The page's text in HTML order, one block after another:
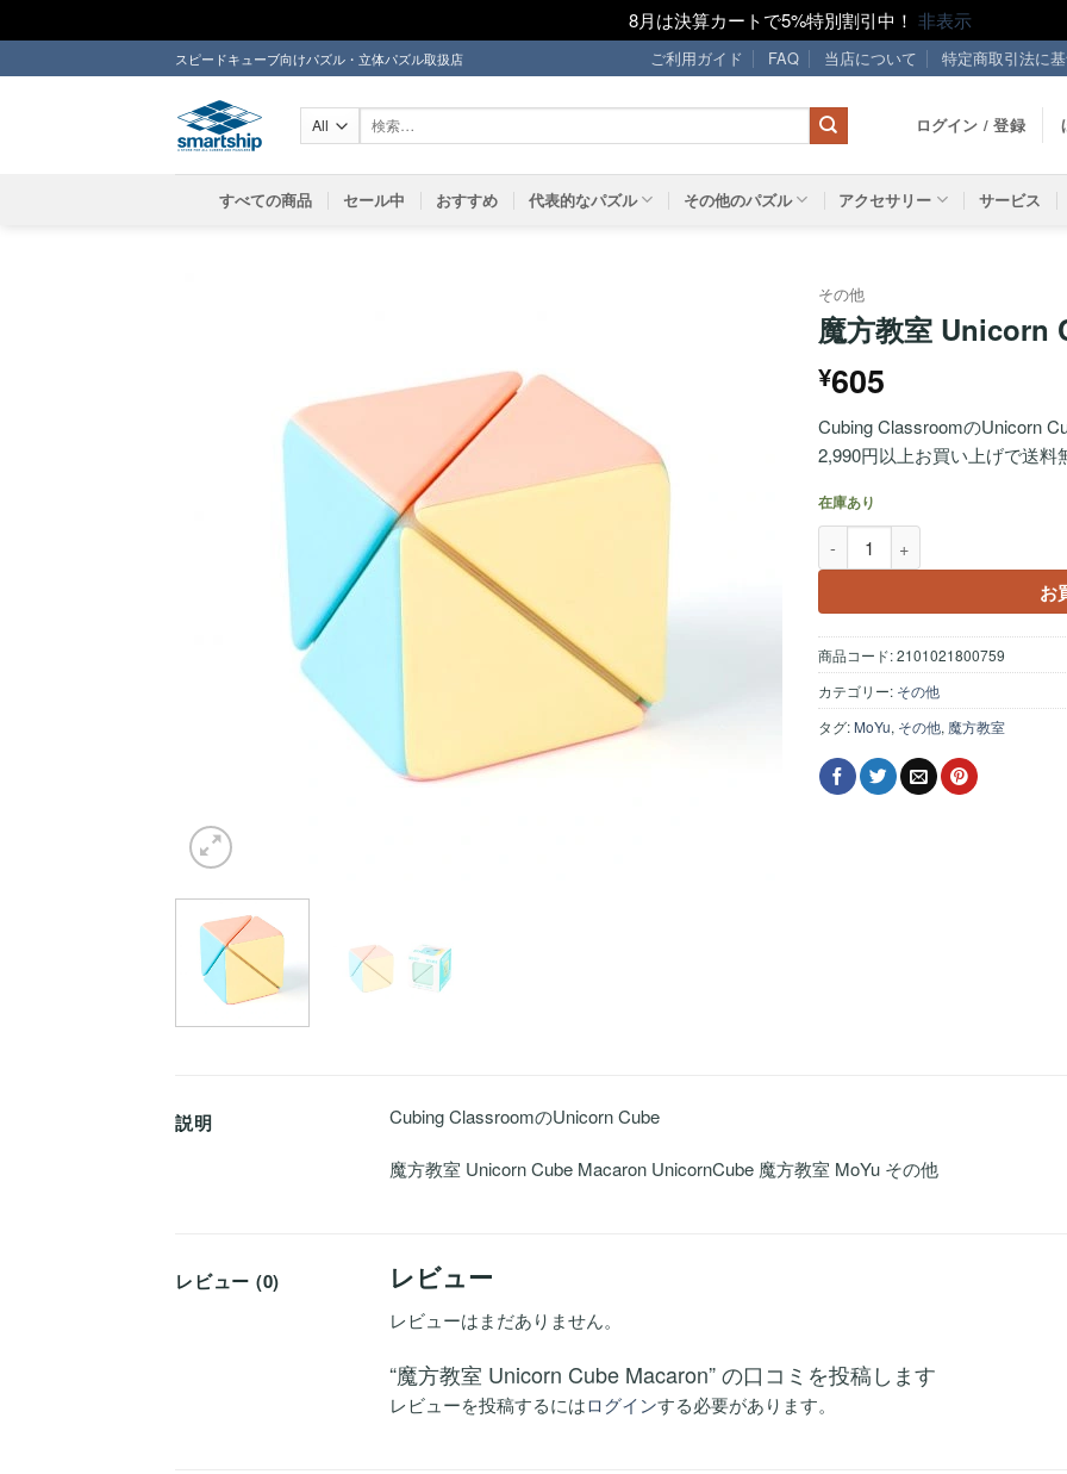
8月は決算カートで5%特別割引中！ 非表示
to
スピードキューブ向けパズル・立体パズル取扱店 ご利用ガイド FAQ 当店について 特定商取引法に
象:
ログイン / 登録
すべての商品 セール中 おすすめ 代表的なパズル その他のパズル アクセサリー サービス
その他
魔方教室 Unicorn
¥605
Cubing ClassroomのUnicorn
2,990円以上お買い上げで送料
在庫あり
魔方教室 Unicorn Cube Macaron
お
商品コード:2101021800759
カテゴリー: その他
タグ: MoYu, その他, 魔方教室
説明 Cubing ClassroomのUnicorn Cube
魔方教室 Unicorn Cube Macaron UnicornCube 魔方教室 MoYu その他
レビュー (0) レビュー
レビューはまだありません。
“魔方教室 Unicorn Cube Macaron” の口コミを投稿します
レビューを投稿するにはログインする必要があります。